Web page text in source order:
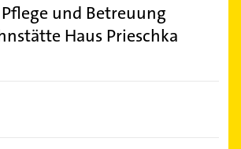
und Betreuung
Haus Prieschka